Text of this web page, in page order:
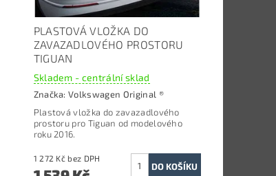
PLASTOVÁ VLOŽKA DO
ZAVAZADLOVÉHO PROSTORU
TIGUAN
Skladem - centrální sklad
Značka:Volkswagen Original ®
Plastová vložka do zavazadlového
prostoru pro Tiguan od modelového
roku 2016.
1 272 Kč bez DPH